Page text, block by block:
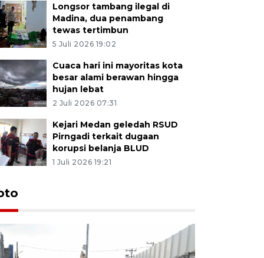
Longsor tambang ilegal di
Madina, dua penambang
tewas tertimbun
5 Juli 2026 19:02
Cuaca hari ini mayoritas kota
besar alami berawan hingga
hujan lebat
2 Juli 2026 07:31
Kejari Medan geledah RSUD
Pirngadi terkait dugaan
korupsi belanja BLUD
1 Juli 2026 19:21